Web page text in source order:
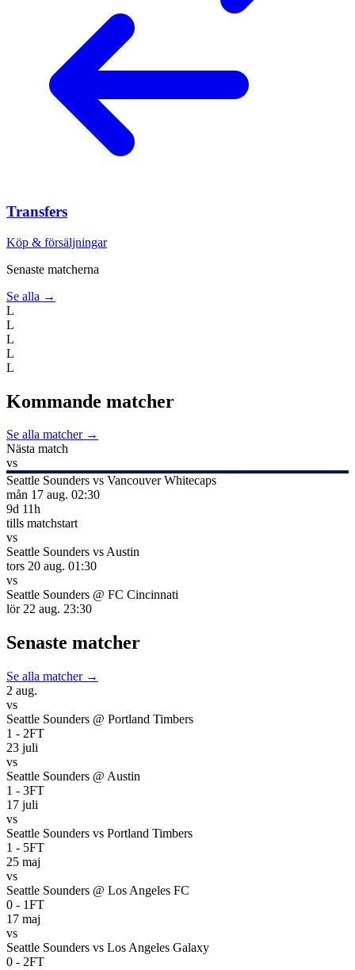
Transfers
Köp & försäljningar
Senaste matcherna
Se alla →
L
L
L
L
L
Kommande matcher
Se alla matcher →
Nästa match
vs
Seattle Sounders vs Vancouver Whitecaps
mån 17 aug. 02:30
9d 11h
tills matchstart
vs
Seattle Sounders vsAustin
tors 20 aug. 01:30
vs
Seattle Sounders @ FC Cincinnati
lör 22 aug. 23:30
Senaste matcher
Se alla matcher →
2 aug.
vs
Seattle Sounders @ Portland Timbers
1 - 2FT
23 juli
vs
Seattle Sounders @ Austin
1 - 3FT
17 juli
vs
Seattle Sounders vs Portland Timbers
1 - 5FT
25 maj
vs
Seattle Sounders @ Los Angeles FC
0 - 1FT
17 maj
vs
Seattle Sounders vs Los Angeles Galaxy
0 - 2FT